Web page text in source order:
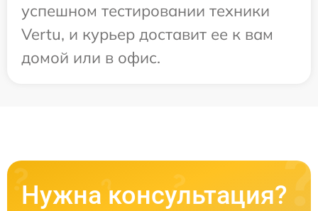
успешном тестировании техники
Vertu, и курьер доставит ее к вам
домой или в офис.
Нужна консультация?